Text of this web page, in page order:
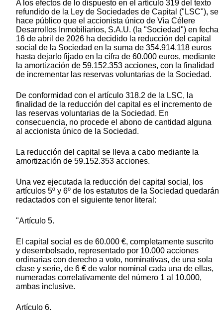
A los efectos de lo dispuesto en el artículo 319 del texto
refundido de la Ley de Sociedades de Capital ("LSC"), se
hace público que el accionista único de Via Célere
Desarrollos Inmobiliarios, S.A.U. (la "Sociedad") en fecha
16 de abril de 2026 ha decidido la reducción del capital
social de la Sociedad en la suma de 354.914.118 euros
hasta dejarlo fijado en la cifra de 60.000 euros, mediante
la amortización de 59.152.353 acciones, con la finalidad
de incrementar las reservas voluntarias de la Sociedad.
De conformidad con el artículo 318.2 de la LSC, la
finalidad de la reducción del capital es el incremento de
las reservas voluntarias de la Sociedad. En
consecuencia, no procede el abono de cantidad alguna
al accionista único de la Sociedad.
La reducción del capital se lleva a cabo mediante la
amortización de 59.152.353 acciones.
Una vez ejecutada la reducción del capital social, los
artículos 5º y 6º de los estatutos de la Sociedad quedarán
redactados con el siguiente tenor literal:
"Artículo 5.
El capital social es de 60.000 €, completamente suscrito
y desembolsado, representado por 10.000 acciones
ordinarias con derecho a voto, nominativas, de una sola
clase y serie, de 6 € de valor nominal cada una de ellas,
numeradas correlativamente del número 1 al 10.000,
ambas inclusive.
Artículo 6.